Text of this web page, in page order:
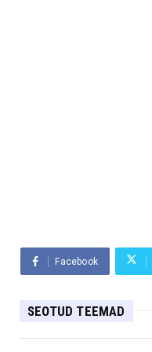
Facebook
SEOTUD TEEMAD